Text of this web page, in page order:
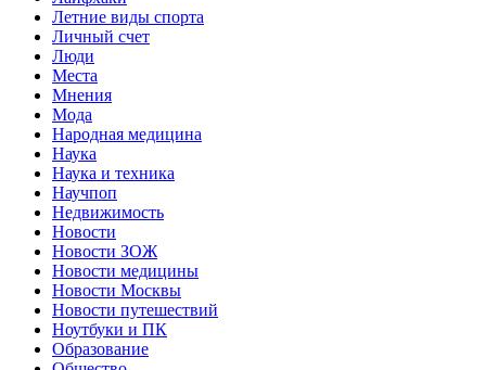
Летние виды спорта
Личный счет
Люди
Места
Мнения
Мода
Народная медицина
Наука
Наука и техника
Научпоп
Недвижимость
Новости
Новости ЗОЖ
Новости медицины
Новости Москвы
Новости путешествий
Ноутбуки и ПК
Образование